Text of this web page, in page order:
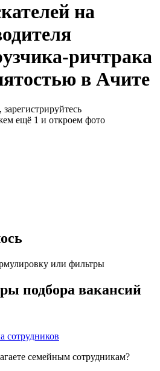
на
ричтрака
в Ачите
ещё 1 и откроем фото
или фильтры
подбора вакансий
сотрудников
семейным сотрудникам?